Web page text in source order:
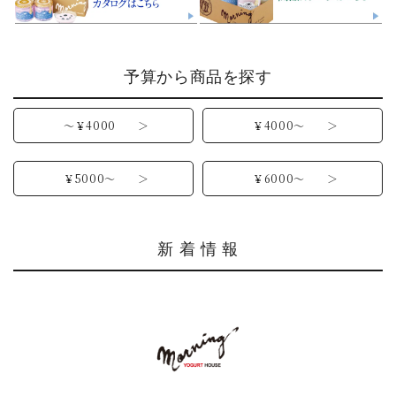
予算から商品を探す
～￥4000 ＞ ￥4000～ ＞
￥5000～ ＞ ￥6000～ ＞
新 着 情 報